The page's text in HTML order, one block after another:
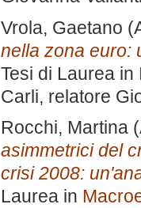
Vrola, Gaetano
nella zona euro:
Tesi di Laurea in
Carli, relatore
Rocchi, Martina
asimmetrici del
crisi 2008:
Laurea in